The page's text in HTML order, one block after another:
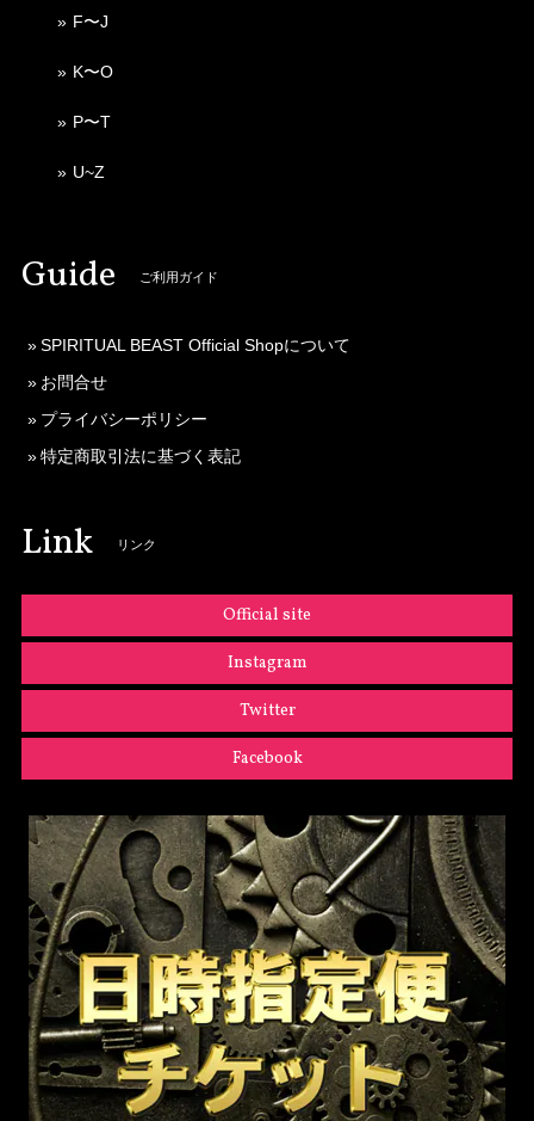
F〜J
K〜O
P〜T
U~Z
Guide ご利用ガイド
SPIRITUAL BEAST Official Shopについて
お問合せ
プライバシーポリシー
特定商取引法に基づく表記
Link リンク
Official site
Instagram
Twitter
Facebook